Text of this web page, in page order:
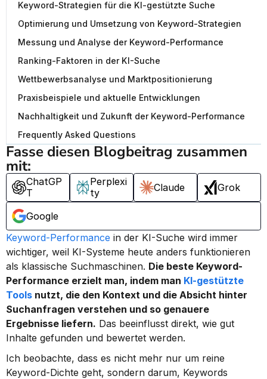
Keyword-Strategien für die KI-gestützte Suche
Optimierung und Umsetzung von Keyword-Strategien
Messung und Analyse der Keyword-Performance
Ranking-Faktoren in der KI-Suche
Wettbewerbsanalyse und Marktpositionierung
Praxisbeispiele und aktuelle Entwicklungen
Nachhaltigkeit und Zukunft der Keyword-Performance
Frequently Asked Questions
Fasse diesen Blogbeitrag zusammen
mit:
ChatGP
T
Perplexi
ty
Claude Grok
Google
Keyword-Performance in der KI-Suche wird immer
wichtiger, weil KI-Systeme heute anders funktionieren
als klassische Suchmaschinen. Die beste Keyword-
Performance erzielt man, indem man KI-gestützte
Tools nutzt, die den Kontext und die Absicht hinter
Suchanfragen verstehen und so genauere
Ergebnisse liefern. Das beeinflusst direkt, wie gut
Inhalte gefunden und bewertet werden.
Ich beobachte, dass es nicht mehr nur um reine
Keyword-Dichte geht, sondern darum, Keywords